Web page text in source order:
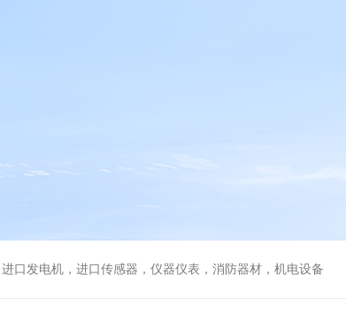
口发电机，进口传感器，仪器仪表，消防器材，机电设备